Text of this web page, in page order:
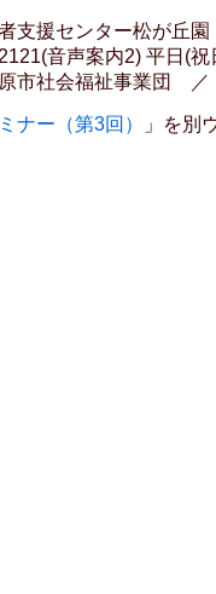
支援センター松が丘園
声案内2) 平日(祝日
社会福祉事業団 ／
ナー（第3回） 」を別